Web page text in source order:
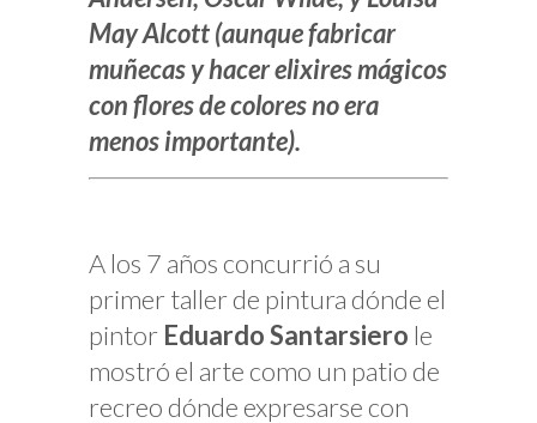
May Alcott (aunque fabricar
muñecas y hacer elixires mágicos
con flores de colores no era
menos importante).
A los 7 años concurrió a su
primer taller de pintura dónde el
pintor Eduardo Santarsiero le
mostró el arte como un patio de
recreo dónde expresarse con